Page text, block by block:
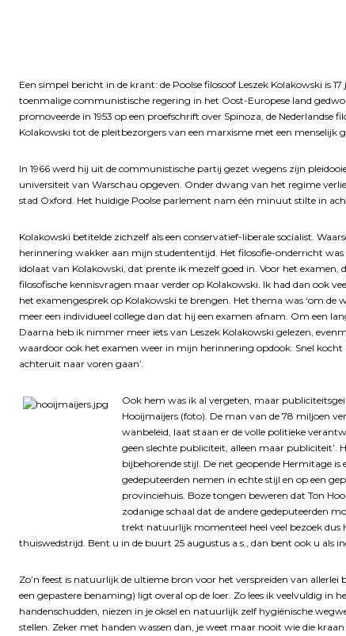
Een simpel bericht in de krant: de Poolse filosoof Leszek Kolakowski is
toenmalige communistische regering in het Oost-Europese land
promoveerde in 1953 op een proefschrift over Spinoza, de Nederlandse
Kolakowski tot de pleitbezorgers van een marxisme met een menselijk
In 1966 werd hij uit de communistische partij gezet wegens zijn
universiteit van Warschau opgeven. Onder dwang van het regime
stad Oxford. Het huidige Poolse parlement nam één minuut stilte in
Kolakowski betitelde zichzelf als een conservatief-liberale socialist.
herinnering wakker aan mijn studententijd. Het filosofie-onderricht
idolaat van Kolakowski, dat prente ik mezelf goed in. Voor het
filosofische kennisvragen maar verder op Kolakowski. Ik had dan ook
het examengesprek op Kolakowski te brengen. Het thema was ‘om de
meer een individueel college dan dat hij een examen afnam. Om een
Daarna heb ik nimmer meer iets van Leszek Kolakowski gelezen,
waardoor ook het examen weer in mijn herinnering opdook. Snel
achteruit naar voren gaan’.
Ook hem was ik al vergeten, maar
Hooijmaijers (foto). De man van de 78 miljoen
wanbeleid, laat staan er de volle politieke
geen slechte publiciteit, alleen maar publiciteit’.
bijbehorende stijl. De net geopende Hermitage
gedeputeerden nemen in echte stijl en op een
provinciehuis. Boze tongen beweren dat Ton
zodanige schaal dat de andere gedeputeerden
trekt natuurlijk momenteel heel veel bezoek dus
thuiswedstrijd. Bent u in de buurt 25 augustus a.s., dan bent ook u als
Zo’n feest is natuurlijk de ultieme bron voor het verspreiden van
een gepastere benaming) ligt overal op de loer. Zo lees ik veelvuldig in
handenschudden, niezen in je oksel en natuurlijk zelf hygiënische
stellen. Zeker met handen wassen dan, je weet maar nooit wie die